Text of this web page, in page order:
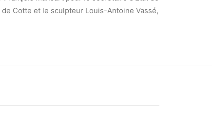
Cotte et le sculpteur Louis-Antoine Vassé,